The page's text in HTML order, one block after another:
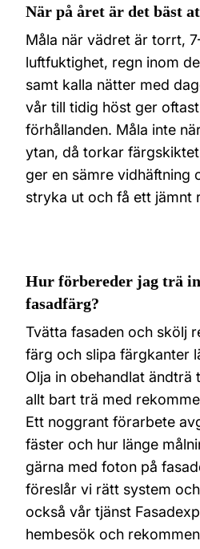
När på året är det bäst
Måla när vädret är torrt,
luftfuktighet, regn inom
samt kalla nätter med
vår till tidig höst ger
förhållanden. Måla inte
ytan, då torkar
ger en sämre vidhäftning
stryka ut och få ett jämnt
Hur förbereder jag trä
fasadfärg?
Tvätta fasaden och skölj
färg och slipa färgkanter
Olja in obehandlat ändträ
allt bart trä med
Ett noggrant förarbete
fäster och hur länge
gärna med foton på
föreslår vi rätt system
också vår tjänst
hembesök och